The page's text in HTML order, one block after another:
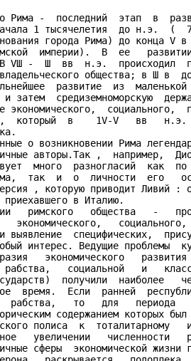
Рима -  последний  этап  в
начала 1 тысячелетия  до н.э.
города Рима) до
империи).  В  ее
В VШ -  Ш  вв  н.э.  происходил
общества; в
развитие  из
и затем  средиземноморскую
экономического,  социального,
который  в    1V-V   вв   н.э.
о возникновении Рима
авторы.Так ,  например,
много  разногласий  как
так  и  о  личности  его
, которую приводит Ливий :
в Италию.
римского   общества   -
экономического,
выявление  специфических,
интерес. Ведущие проблемы
экономического
рабства,   социальной   и
получили  наиболее
время.  Если  ранней
рабства,   то   для   периода
содержанием которых
полиса  к  тоталитарному
увеличении   численности
сферы  экономической жизни